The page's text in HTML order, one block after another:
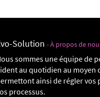
Solution -À propos de
sommes une équipe de
au quotidien au moyen
ainsi de régler
processus.